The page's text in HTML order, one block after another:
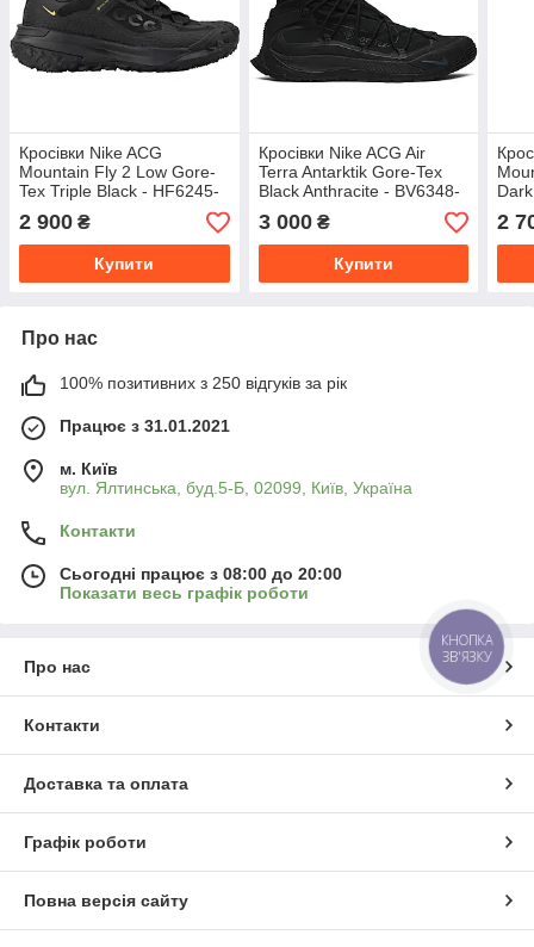
Кросівки Nike ACG
Mountain Fly 2 Low Gore-
Tex Triple Black - HF6245-
001
2 900 ₴
Купити
Кросівки Nike ACG Air
Terra Antarktik Gore-Tex
Black Anthracite - BV6348-
001
3 000₴
Купити
002
2
Про нас
100% позитивних з 250 відгуків за рік
Працює з 31.01.2021
м. Київ
вул. Ялтинська, буд.5-Б, 02099, Київ, Україна
Контакти
Сьогодні працює з 08:00 до 20:00
Показати весь графік роботи
Про нас
Контакти
Доставка та оплата
Графік роботи
Повна версія сайту
КНОПКА
ЗВ'ЯЗКУ